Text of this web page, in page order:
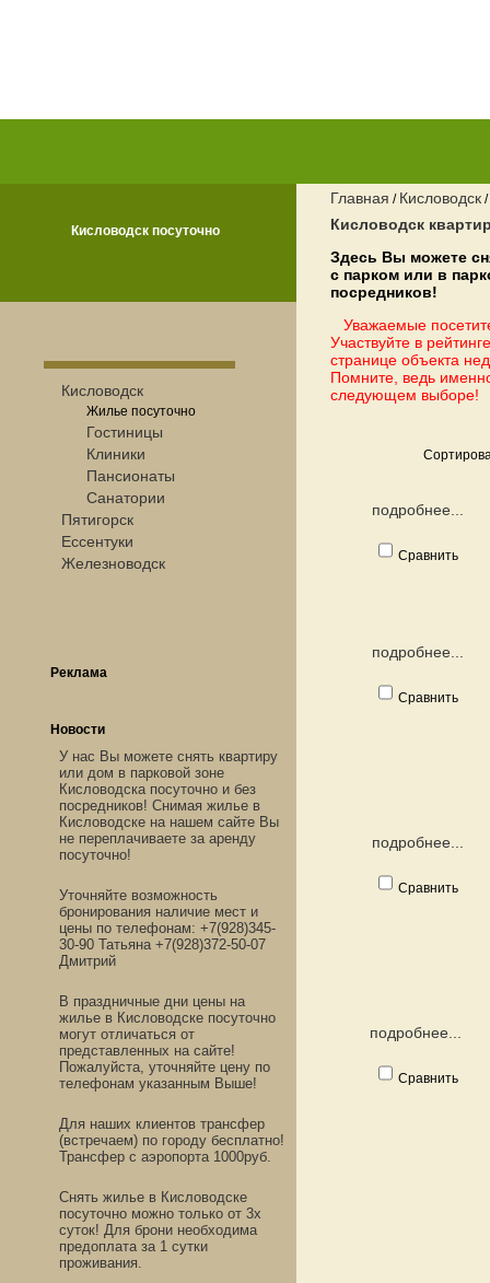
Кисловодск посуточно
Главная / Кисловодск /
Кисловодск
Здесь Вы можете
с парком или в
посредников!
Уважаемые
Участвуйте в
странице объекта
Помните, ведь
следующем выборе!
подробнее...
Сравнить
подробнее...
Сравнить
подробнее...
Сравнить
подробнее...
Сравнить
Кисловодск
Жилье посуточно
Гостиницы
Клиники
Пансионаты
Санатории
Пятигорск
Ессентуки
Железноводск
Реклама
Новости
У нас Вы можете снять квартиру
или дом в парковой зоне
Кисловодска посуточно и без
посредников! Снимая жилье в
Кисловодске на нашем сайте Вы
не переплачиваете за аренду
посуточно!
Уточняйте возможность
бронирования наличие мест и
цены по телефонам: +7(928)345-
30-90 Татьяна +7(928)372-50-07
Дмитрий
В праздничные дни цены на
жилье в Кисловодске посуточно
могут отличаться от
представленных на сайте!
Пожалуйста, уточняйте цену по
телефонам указанным Выше!
Для наших клиентов трансфер
(встречаем) по городу бесплатно!
Трансфер с аэропорта 1000руб.
Снять жилье в Кисловодске
посуточно можно только от 3х
суток! Для брони необходима
предоплата за 1 сутки
проживания.